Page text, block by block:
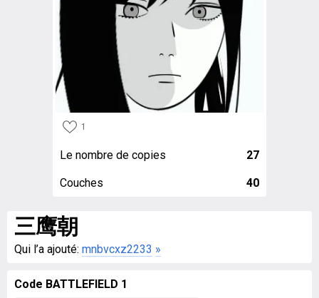
1
Le nombre de copies 27
Couches 40
三鹰朝
Qui l’a ajouté: mnbvcxz2233 »
Code BATTLEFIELD 1